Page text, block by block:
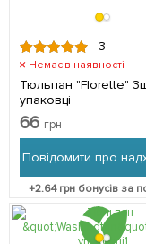
3
Немає в наявності
Тюльпан "Florette"
упаковці
66 грн
Повідомити про
+2.64грн бонусів за